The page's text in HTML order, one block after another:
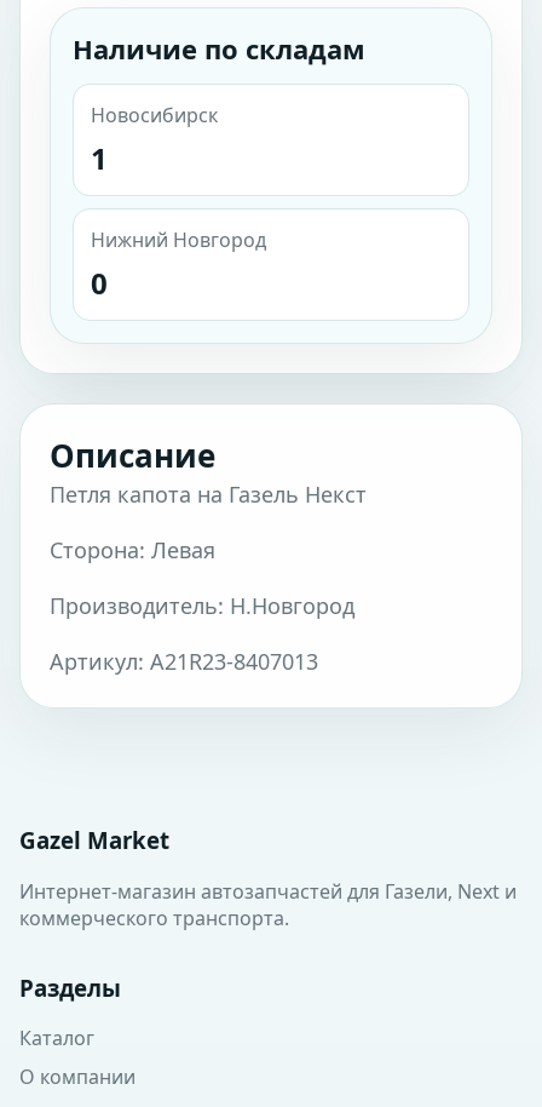
Наличие по складам
Новосибирск
1
Нижний Новгород
0
Описание
Петля капота на Газель Некст
Сторона: Левая
Производитель: Н.Новгород
Артикул: A21R23-8407013
Gazel Market
Интернет-магазин автозапчастей для Газели, Next и
коммерческого транспорта.
Разделы
Каталог
О компании